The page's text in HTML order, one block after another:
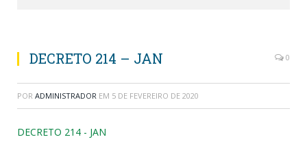
DECRETO 214 – JAN 0
POR ADMINISTRADOR EM 5 DE FEVEREIRO DE 2020
DECRETO 214 - JAN